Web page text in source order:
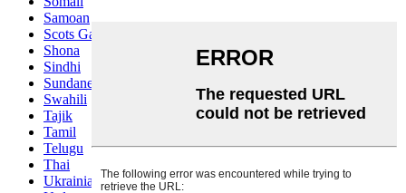
Samoan
Scots Gaelic
Shona
Sindhi
Sundanese
Swahili
Tajik
Tamil
Telugu
Thai
Ukrainian